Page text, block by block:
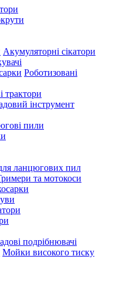
Акумуляторні сікатори
Роботизовані
трактори
інструмент
пили
ланцюгових пил
та мотокоси
подрібнювачі
Мойки високого тиску